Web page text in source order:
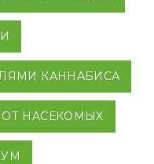
КАННАБИСА
НАСЕКОМЫХ